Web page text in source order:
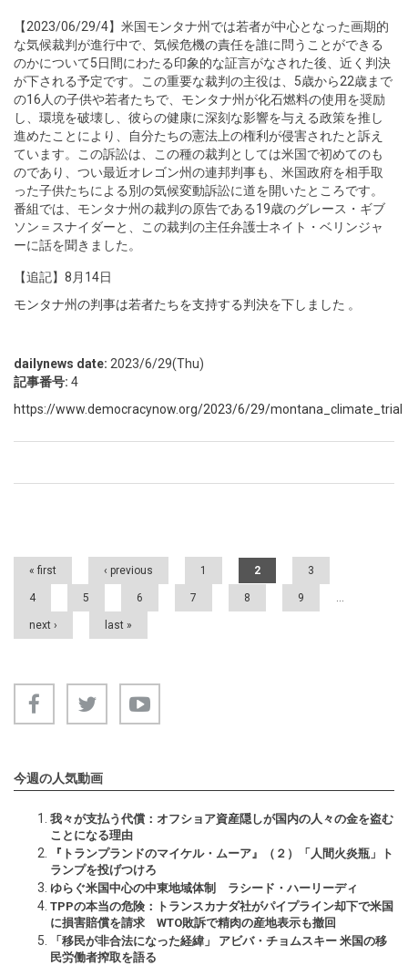
【2023/06/29/4】米国モンタナ州では若者が中心となった画期的
な気候裁判が進行中で、気候危機の責任を誰に問うことができる
のかについて5日間にわたる印象的な証言がなされた後、近く判決
が下される予定です。この重要な裁判の主役は、5歳から22歳まで
の16人の子供や若者たちで、モンタナ州が化石燃料の使用を奨励
し、環境を破壊し、彼らの健康に深刻な影響を与える政策を推し
進めたことにより、自分たちの憲法上の権利が侵害されたと訴え
ています。この訴訟は、この種の裁判としては米国で初めてのも
のであり、つい最近オレゴン州の連邦判事も、米国政府を相手取
った子供たちによる別の気候変動訴訟に道を開いたところです。
番組では、モンタナ州の裁判の原告である19歳のグレース・ギブ
ソン＝スナイダーと、この裁判の主任弁護士ネイト・ベリンジャ
ーに話を聞きました。
【追記】8月14日
モンタナ州の判事は若者たちを支持する判決を下しました 。
dailynews date: 2023/6/29(Thu)
記事番号: 4
https://www.democracynow.org/2023/6/29/montana_climate_trial
« first ‹ previous 1 2 3
4 5 6 7 8 9 …
next › last »
今週の人気動画
我々が支払う代償：オフショア資産隠しが国内の人々の金を盗む
ことになる理由
『トランプランドのマイケル・ムーア』（２）「人間火炎瓶」ト
ランプを投げつけろ
ゆらぐ米国中心の中東地域体制 ラシード・ハーリーディ
TPPの本当の危険：トランスカナダ社がパイプライン却下で米国
に損害賠償を請求 WTO敗訴で精肉の産地表示も撤回
「移民が非合法になった経緯」 アビバ・チョムスキー 米国の移
民労働者搾取を語る